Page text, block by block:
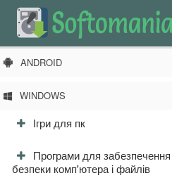
ANDROID
WINDOWS
Ігри для пк
Програми для забезпечення
безпеки комп'ютера і файлів